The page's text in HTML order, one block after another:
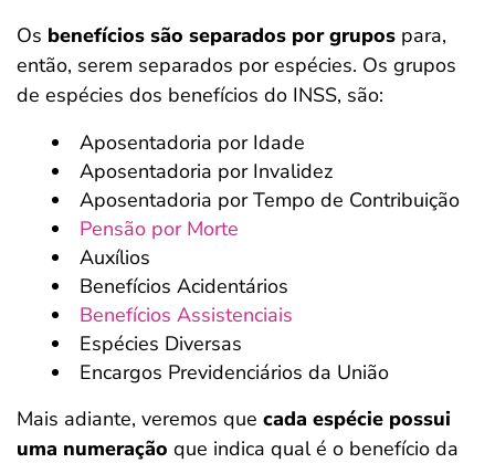
Os benefícios são separados por grupos para,
então, serem separados por espécies. Os grupos
de espécies dos benefícios do INSS, são:
Aposentadoria por Idade
Aposentadoria por Invalidez
Aposentadoria por Tempo de Contribuição
Pensão por Morte
Auxílios
Benefícios Acidentários
Benefícios Assistenciais
Espécies Diversas
Encargos Previdenciários da União
Mais adiante, veremos que cada espécie possui
uma numeração que indica qual é o benefício da